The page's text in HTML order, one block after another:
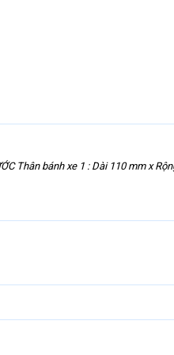
Thân bánh xe 1 : Dài 110 mm x